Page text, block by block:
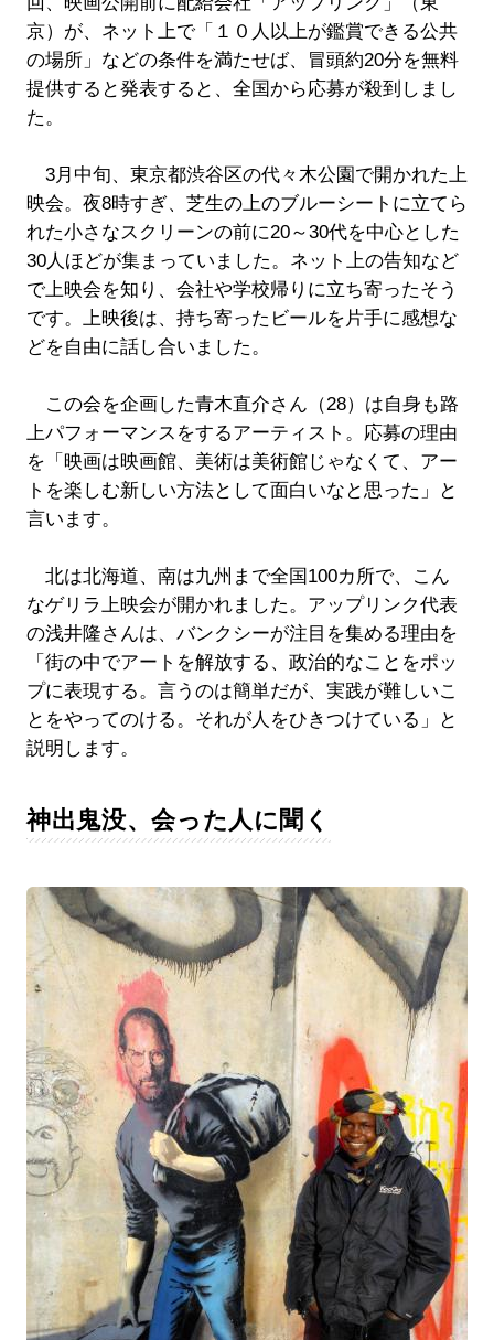
京）が、ネット上で「１０人以上が鑑賞できる公共
の場所」などの条件を満たせば、冒頭約20分を無料
提供すると発表すると、全国から応募が殺到しまし
た。
3月中旬、東京都渋谷区の代々木公園で開かれた上
映会。夜8時すぎ、芝生の上のブルーシートに立てら
れた小さなスクリーンの前に20～30代を中心とした
30人ほどが集まっていました。ネット上の告知など
で上映会を知り、会社や学校帰りに立ち寄ったそう
です。上映後は、持ち寄ったビールを片手に感想な
どを自由に話し合いました。
この会を企画した青木直介さん（28）は自身も路
上パフォーマンスをするアーティスト。応募の理由
を「映画は映画館、美術は美術館じゃなくて、アー
トを楽しむ新しい方法として面白いなと思った」と
言います。
北は北海道、南は九州まで全国100カ所で、こん
なゲリラ上映会が開かれました。アップリンク代表
の浅井隆さんは、バンクシーが注目を集める理由を
「街の中でアートを解放する、政治的なことをポッ
プに表現する。言うのは簡単だが、実践が難しいこ
とをやってのける。それが人をひきつけている」と
説明します。
神出鬼没、会った人に聞く